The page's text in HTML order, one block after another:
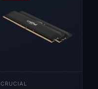
CRUCIAL